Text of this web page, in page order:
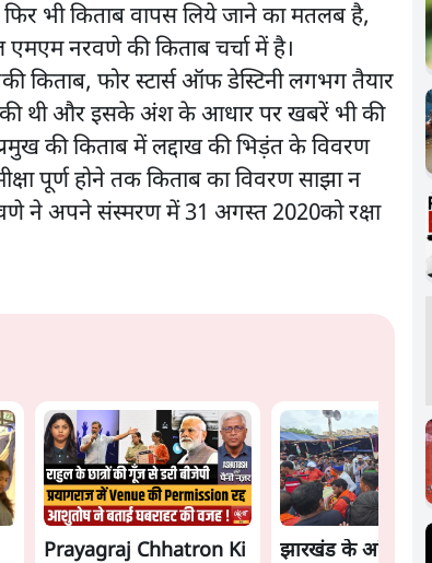
भी किताब वापस लिये जाने का मतलब है,
नरवणे की किताब चर्चा में है।
किताब, फोर स्टार्स ऑफ डेस्टिनी लगभग तैयार
की थी और इसके अंश के आधार पर खबरें भी की
की किताब में लद्दाख की भिड़ंत के विवरण
पूर्ण होने तक किताब का विवरण साझा न
ने अपने संस्मरण में 31 अगस्त 2020को रक्षा
Prayagraj Chhatron Ki झारखंड के